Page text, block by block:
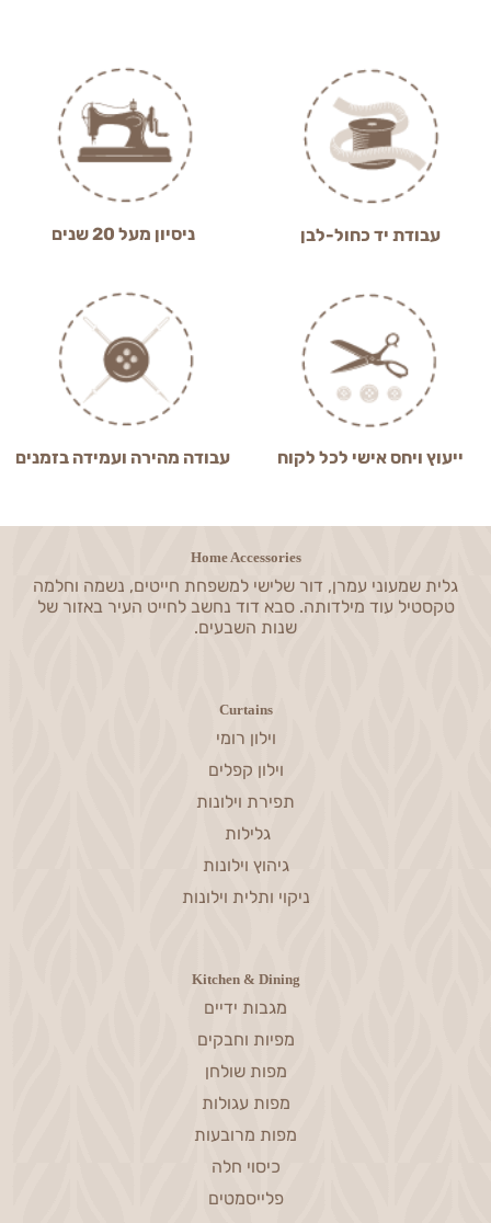
עבודת יד כחול-לבן ניסיון מעל 20 שנים
ייעוץ ויחס אישי לכל לקוח עבודה מהירה ועמידה בזמנים
Home Accessories
גלית שמעוני עמרן, דור שלישי למשפחת חייטים, נשמה וחלמה
טקסטיל עוד מילדותה. סבא דוד נחשב לחייט העיר באזור של
שנות השבעים.
Curtains
וילון רומי
וילון קפלים
תפירת וילונות
גלילות
גיהוץ וילונות
ניקוי ותלית וילונות
Kitchen & Dining
מגבות ידיים
מפיות וחבקים
מפות שולחן
מפות עגולות
מפות מרובעות
כיסוי חלה
פלייסמטים